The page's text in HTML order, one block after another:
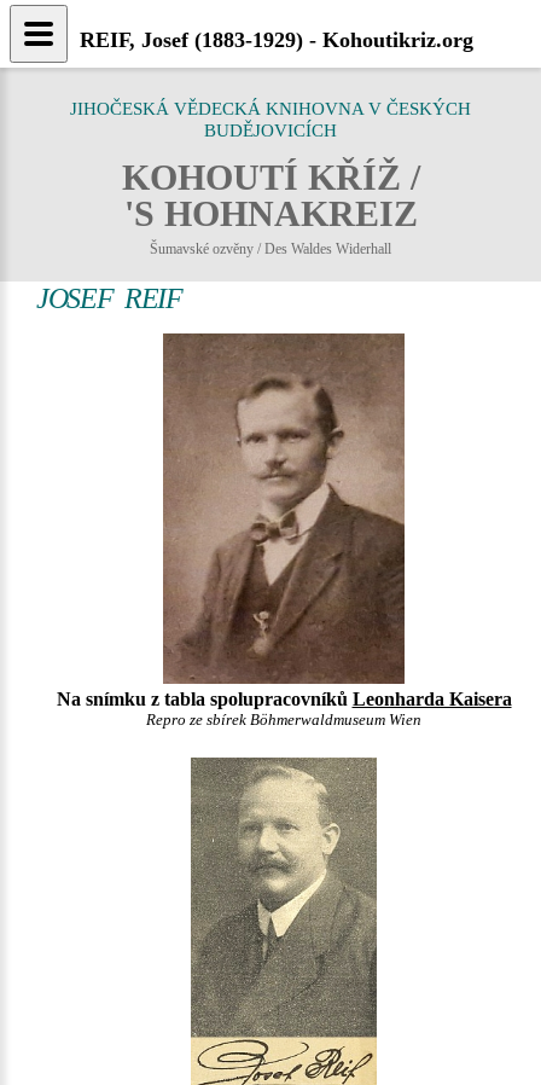
JIHOČESKÁ VĚDECKÁ KNIHOVNA V ČESKÝCH
BUDĚJOVICÍCH
KOHOUTÍ KŘÍŽ /
'S HOHNAKREIZ
Šumavské ozvěny / Des Waldes Widerhall
JOSEF REIF
Na snímku z tabla spolupracovníků Leonharda Kaisera
Repro ze sbírek Böhmerwaldmuseum Wien
REIF, Josef (1883-1929) - Kohoutikriz.org